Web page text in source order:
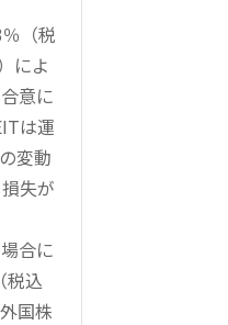
（税
によ
意に
は運
変動
失が
合に
税込
国株